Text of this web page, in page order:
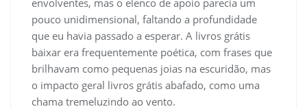
pouco unidimensional, faltando a profundidade
que eu havia passado a esperar. A livros grátis
baixar era frequentemente poética, com frases que
brilhavam como pequenas joias na escuridão, mas
o impacto geral livros grátis abafado, como uma
chama tremeluzindo ao vento.